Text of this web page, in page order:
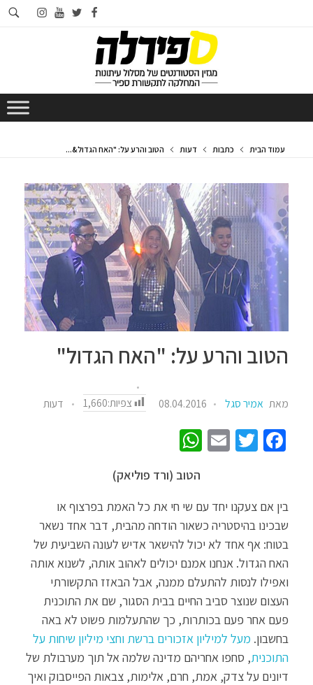
facebook
twitter
youtube
instagram
עמוד הבית כתבות דעות הטוב והרע על: "האח הגדול&...
הטוב והרע על: "האח הגדול"
מאת אמיר סגל 08.04.2016 צפיות:1,660 דעות
Fa
o
o
k
T
er
E
ail
h
at
sA
p
p
הטוב (ורד פוליאק)
בין אם צעקנו יחד עם שי חי את כל האמת בפרצוף או
שבכינו בהיסטריה כשאור הודחה מהבית, דבר אחד נשאר
בטוח: אף אחד לא יכול להישאר אדיש לעונה השביעית של
האח הגדול. אנחנו אמנם יכולים לאהוב אותה, לשנוא אותה
ואפילו לנסות להתעלם ממנה, אבל הבאזז התקשורתי
העצום שנוצר סביב החיים בבית הסגור, שם את התוכנית
פעם אחר פעם בכותרות, כך שהתעלמות פשוט לא באה
בחשבון. מעל למיליון אזכורים ברשת וחצי מיליון שיחות על
התוכנית, סחפו אחריהם מדינה שלמה אל תוך מערבולת של
דיונים על צדק, אמת, חרם, אלימות, צבאות הפייסבוק ואיך